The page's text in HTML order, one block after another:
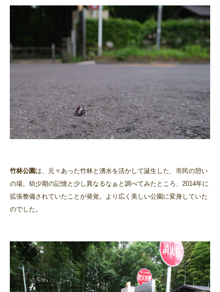
竹林公園 は、元々あった竹林と湧水を活かして誕生した、市民の憩い
の場。幼少期の記憶と少し異なるなぁと調べてみたところ、2014年に
拡張整備されていたことが発覚。より広く美しい公園に変身していた
のでした。